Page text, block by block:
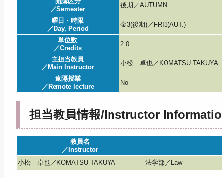
／Semester
後期／AUTUMN
曜日・時限
／Day, Period
金3(後期)／FRI3(AUT.)
単位数
／Credits
2.0
主担当教員
／Main Instructor
小松 卓也／KOMATSU TAKUYA
遠隔授業
／Remote lecture
No
担当教員情報/Instructor
教員名
／Instructor
小松 卓也／KOMATSU TAKUYA
法学部／Law